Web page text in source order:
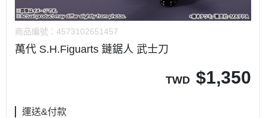
商品編號： 4573102651457
萬代 S.H.Figuarts 鏈鋸人 武士刀
TWD $1,350
運送&付款